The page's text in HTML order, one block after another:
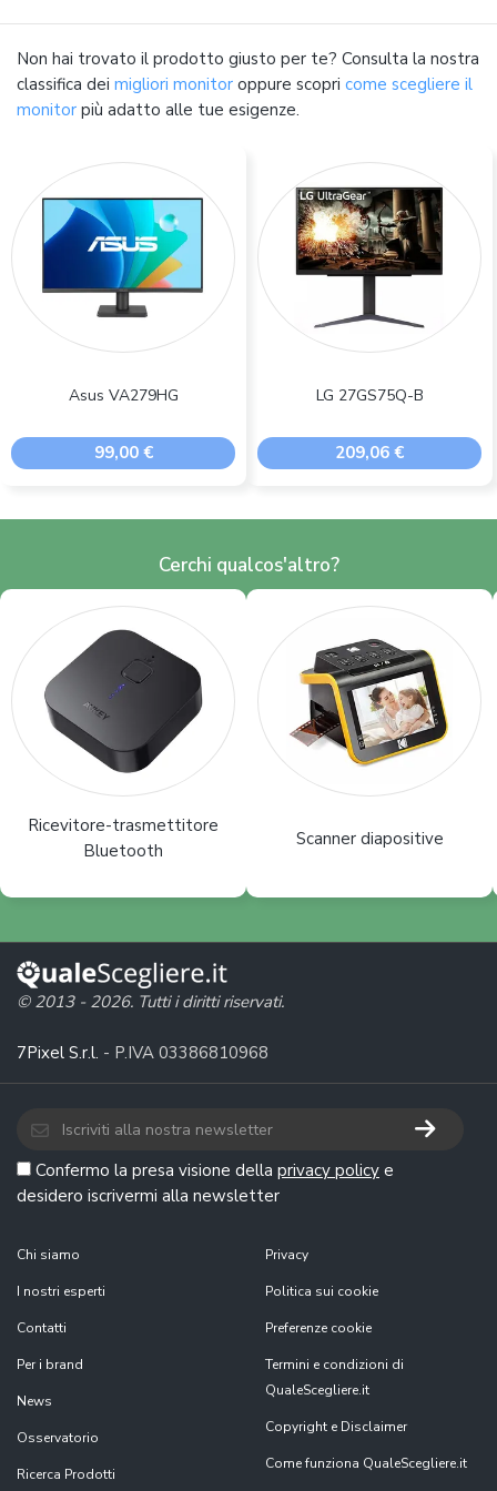
Non hai trovato il prodotto giusto per te? Consulta la nostra
classifica dei migliori monitor oppure scopri come scegliere il
monitor più adatto alle tue esigenze.
Asus VA279HG
99,00 €
LG 27GS75Q-B
209,06 €
Cerchi qualcos'altro?
Ricevitore-trasmettitore
Bluetooth
Scanner diapositive
© 2013 - 2026. Tutti i diritti riservati.
7Pixel S.r.l. - P.IVA 03386810968
Confermo la presa visione della privacy policy e
desidero iscrivermi alla newsletter
Chi siamo
I nostri esperti
Contatti
Per i brand
News
Osservatorio
Ricerca Prodotti
Privacy
Politica sui cookie
Preferenze cookie
Termini e condizioni di
QualeScegliere.it
Copyright e Disclaimer
Come funziona QualeScegliere.it